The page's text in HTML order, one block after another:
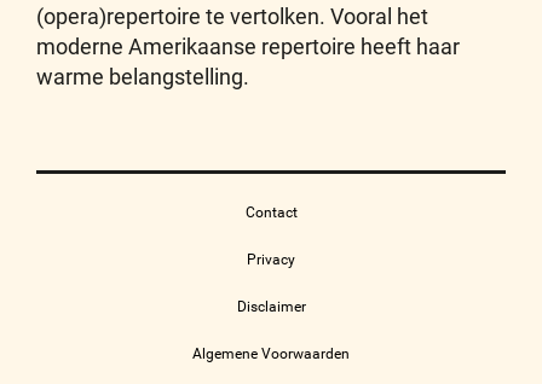
(opera)repertoire te vertolken. Vooral het
moderne Amerikaanse repertoire heeft haar
warme belangstelling.
Contact
Privacy
Disclaimer
Algemene Voorwaarden